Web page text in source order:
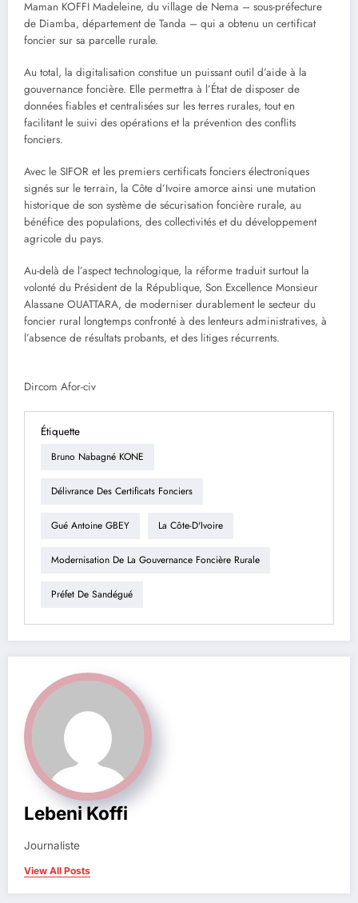
Maman KOFFI Madeleine, du village de Nema – sous-préfecture
de Diamba, département de Tanda – qui a obtenu un certificat
foncier sur sa parcelle rurale.
Au total, la digitalisation constitue un puissant outil d’aide à la
gouvernance foncière. Elle permettra à l’État de disposer de
données fiables et centralisées sur les terres rurales, tout en
facilitant le suivi des opérations et la prévention des conflits
fonciers.
Avec le SIFOR et les premiers certificats fonciers électroniques
signés sur le terrain, la Côte d’Ivoire amorce ainsi une mutation
historique de son système de sécurisation foncière rurale, au
bénéfice des populations, des collectivités et du développement
agricole du pays.
Au-delà de l’aspect technologique, la réforme traduit surtout la
volonté du Président de la République, Son Excellence Monsieur
Alassane OUATTARA, de moderniser durablement le secteur du
foncier rural longtemps confronté à des lenteurs administratives, à
l’absence de résultats probants, et des litiges récurrents.
Dircom Afor-civ
Étiquette
Bruno Nabagné KONE
Délivrance Des Certificats Fonciers
Gué Antoine GBEY La Côte-D'Ivoire
Modernisation De La Gouvernance Foncière Rurale
Préfet De Sandégué
Lebeni Koffi
Journaliste
View All Posts